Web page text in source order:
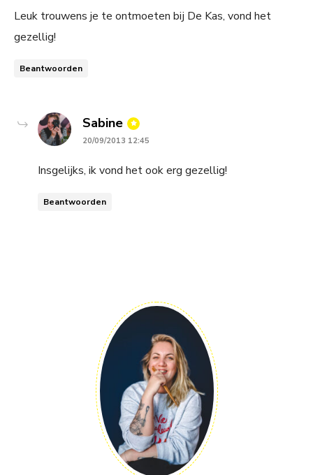
Leuk trouwens je te ontmoeten bij De Kas, vond het
gezellig!
Beantwoorden
Sabine says:
20/09/2013 12:45
Insgelijks, ik vond het ook erg gezellig!
Beantwoorden